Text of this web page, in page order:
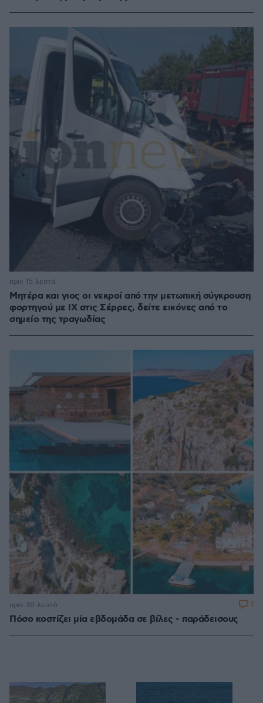
Μητέρα και γιος οι νεκροί από την μετωπική σύγκρουση
φορτηγού με ΙΧ στις Σέρρες, δείτε εικόνες από το
σημείο της τραγωδίας
πριν 15 λεπτά
Πόσο κοστίζει μία εβδομάδα σε βίλες - παράδεισους
πριν 30 λεπτά 1